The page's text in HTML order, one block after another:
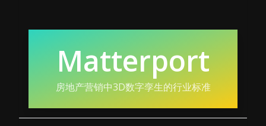
Matterport
房地产营销中3D数字孪生的行业标准